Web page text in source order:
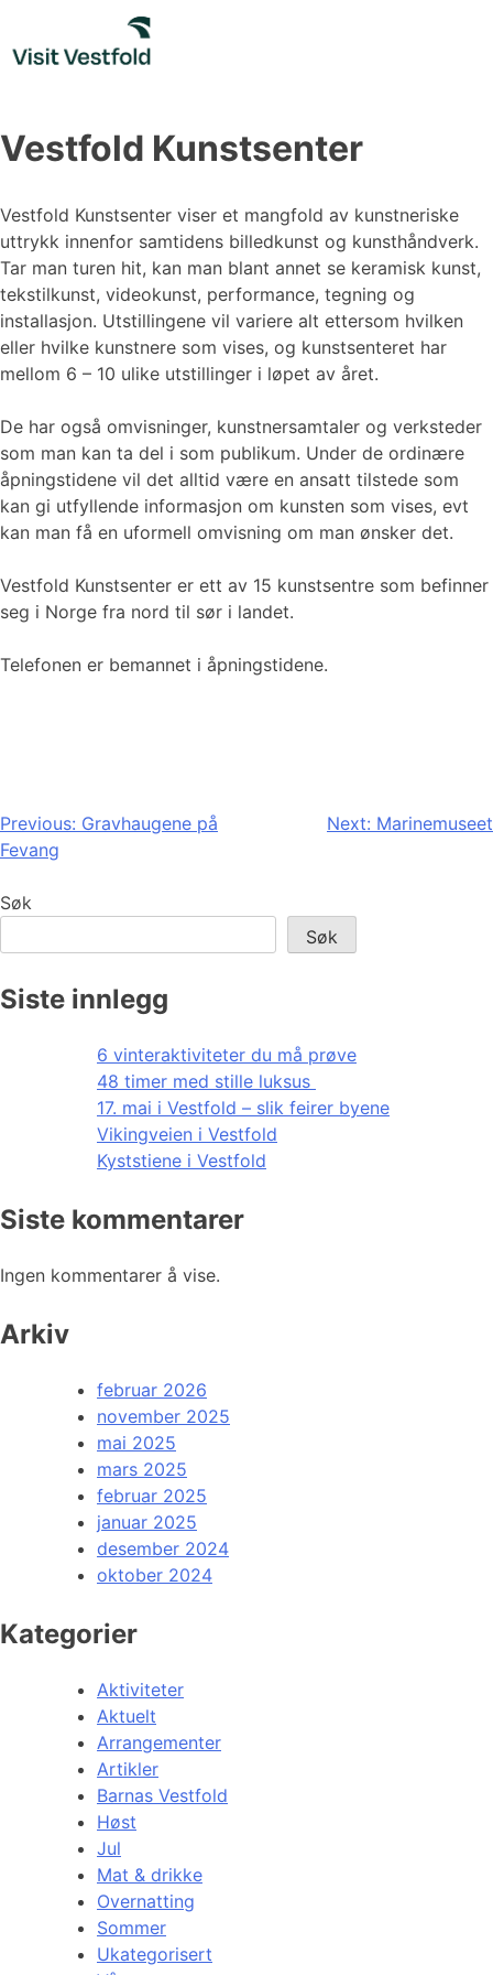
content
Vestfold Kunstsenter
Vestfold Kunstsenter viser et mangfold av kunstneriske
uttrykk innenfor samtidens billedkunst og kunsthåndverk.
Tar man turen hit, kan man blant annet se keramisk kunst,
tekstilkunst, videokunst, performance, tegning og
installasjon. Utstillingene vil variere alt ettersom hvilken
eller hvilke kunstnere som vises, og kunstsenteret har
mellom 6 – 10 ulike utstillinger i løpet av året.
De har også omvisninger, kunstnersamtaler og verksteder
som man kan ta del i som publikum. Under de ordinære
åpningstidene vil det alltid være en ansatt tilstede som
kan gi utfyllende informasjon om kunsten som vises, evt
kan man få en uformell omvisning om man ønsker det.
Vestfold Kunstsenter er ett av 15 kunstsentre som befinner
seg i Norge fra nord til sør i landet.
Telefonen er bemannet i åpningstidene.
Innleggsnavigasjon
Previous: Gravhaugene på
Fevang
Next: Marinemuseet
Søk
Søk
Siste innlegg
6 vinteraktiviteter du må prøve
48 timer med stille luksus
17. mai i Vestfold – slik feirer byene
Vikingveien i Vestfold
Kyststiene i Vestfold
Siste kommentarer
Ingen kommentarer å vise.
Arkiv
februar 2026
november 2025
mai 2025
mars 2025
februar 2025
januar 2025
desember 2024
oktober 2024
Kategorier
Aktiviteter
Aktuelt
Arrangementer
Artikler
Barnas Vestfold
Høst
Jul
Mat & drikke
Overnatting
Sommer
Ukategorisert